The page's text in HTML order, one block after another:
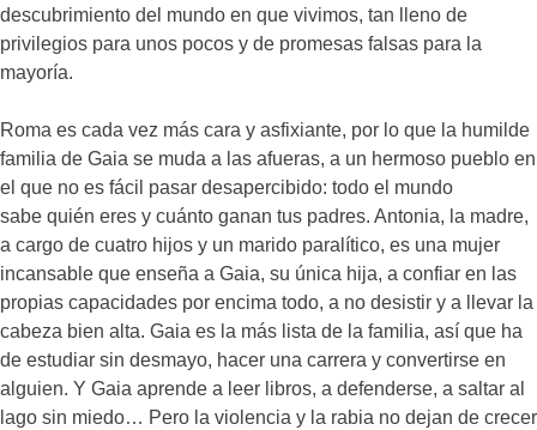
descubrimiento del mundo en que vivimos, tan lleno de
privilegios para unos pocos y de promesas falsas para la
mayoría.
Roma es cada vez más cara y asfixiante, por lo que la humilde
familia de Gaia se muda a las afueras, a un hermoso pueblo en
el que no es fácil pasar desapercibido: todo el mundo
sabe quién eres y cuánto ganan tus padres. Antonia, la madre,
a cargo de cuatro hijos y un marido paralítico, es una mujer
incansable que enseña a Gaia, su única hija, a confiar en las
propias capacidades por encima todo, a no desistir y a llevar la
cabeza bien alta. Gaia es la más lista de la familia, así que ha
de estudiar sin desmayo, hacer una carrera y convertirse en
alguien. Y Gaia aprende a leer libros, a defenderse, a saltar al
lago sin miedo… Pero la violencia y la rabia no dejan de crecer